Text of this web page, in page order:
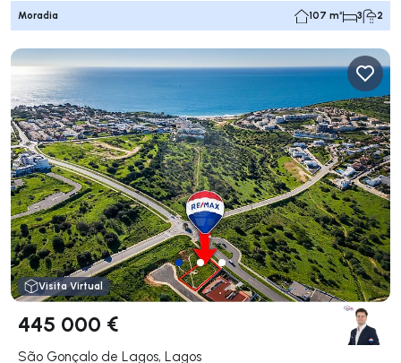
Moradia 107 m² 3 2
Visita Virtual
445 000 €
São Gonçalo de Lagos, Lagos